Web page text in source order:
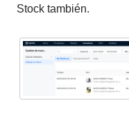
Stock también.